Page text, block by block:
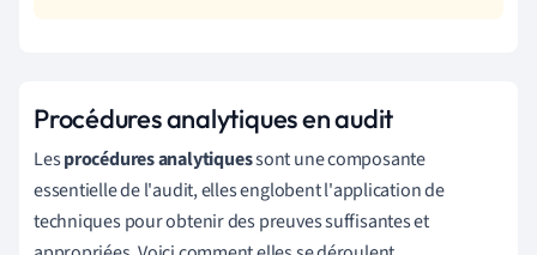
Procédures analytiques en audit
Lesprocédures analytiquessont une composante
essentielle de l'audit, elles englobent l'application de
techniques pour obtenir des preuves suffisantes et